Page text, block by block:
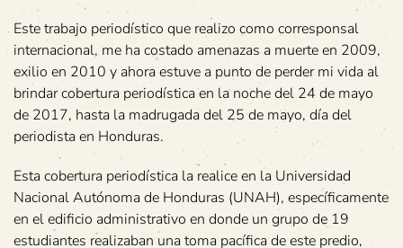
Este trabajo periodístico que realizo como corresponsal
internacional, me ha costado amenazas a muerte en 2009,
exilio en 2010 y ahora estuve a punto de perder mi vida al
brindar cobertura periodística en la noche del 24 de mayo
de 2017, hasta la madrugada del 25 de mayo, día del
periodista en Honduras.
Esta cobertura periodística la realice en la Universidad
Nacional Autónoma de Honduras (UNAH), específicamente
en el edificio administrativo en donde un grupo de 19
estudiantes realizaban una toma pacífica de este predio,